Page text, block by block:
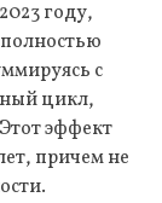
году,
с
цикл,
эффект
причем не